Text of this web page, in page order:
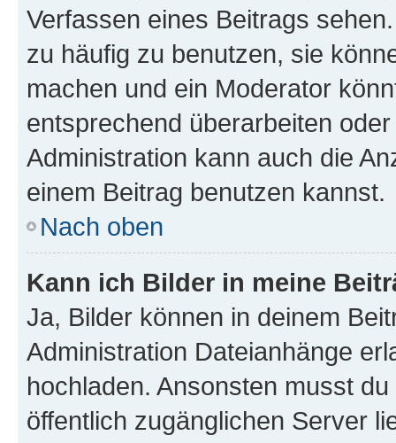
Verfassen eines Beitrags
zu häufig zu benutzen, sie
machen und ein Moderator
entsprechend überarbeiten
Administration kann auch die
einem Beitrag benutzen kannst.
Nach oben
Kann ich Bilder in meine
Ja, Bilder können in deinem
Administration Dateianhänge
hochladen. Ansonsten musst
öffentlich zugänglichen Server